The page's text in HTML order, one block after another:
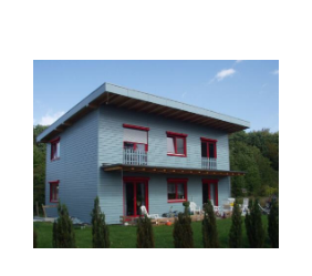
Wohnhaus N22